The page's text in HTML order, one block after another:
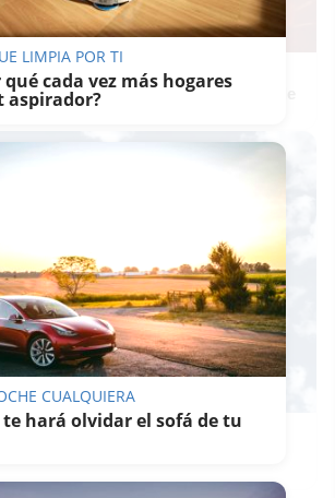
de la vieja escuela ¡Cómo los de
LIMPIA POR TI
qué cada vez más hogares
aspirador?
CUALQUIERA
te hará olvidar el sofá de tu